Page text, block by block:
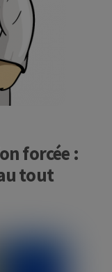
forcée :
tout